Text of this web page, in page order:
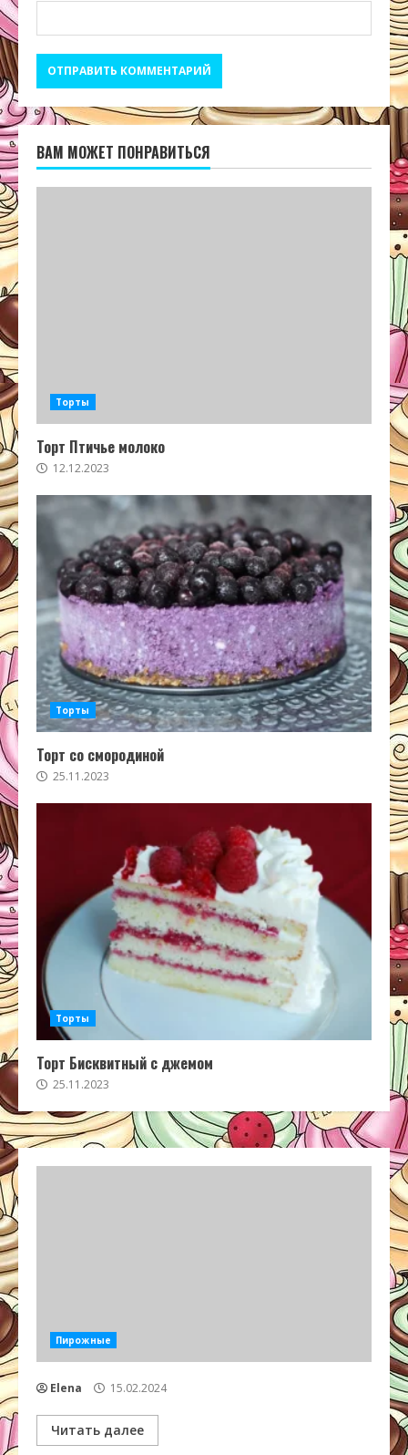
ВАМ МОЖЕТ ПОНРАВИТЬСЯ
Торты
Торт Птичье молоко
12.12.2023
Торты
Торт со смородиной
25.11.2023
Торты
Торт Бисквитный с джемом
25.11.2023
Пирожные
Elena 15.02.2024
Читать далее